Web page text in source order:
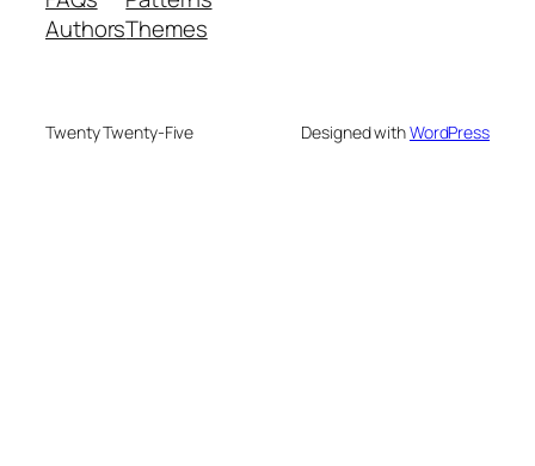
AuthorsThemes
Twenty Twenty-Five Designed withWordPress